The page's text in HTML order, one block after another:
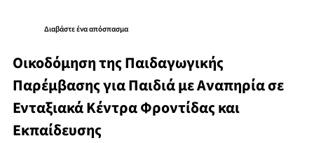
Διαβάστε ένα απόσπασμα
Οικοδόμηση της Παιδαγωγικής
Παρέμβασης για Παιδιά με Αναπηρία σε
Ενταξιακά Κέντρα Φροντίδας και
Εκπαίδευσης